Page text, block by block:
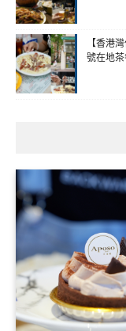
【香港
號在地